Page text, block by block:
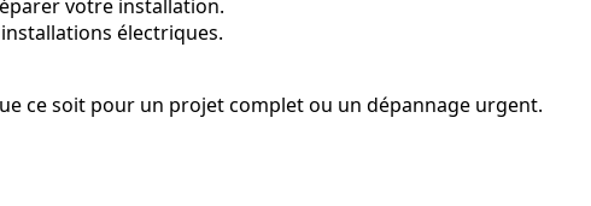
votre installation.
électriques.
ce soit pour un projet complet ou un dépannage urgent.